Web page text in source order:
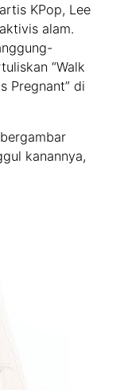
KPop, Lee
alam.
“Walk
Pregnant” di
kanannya,